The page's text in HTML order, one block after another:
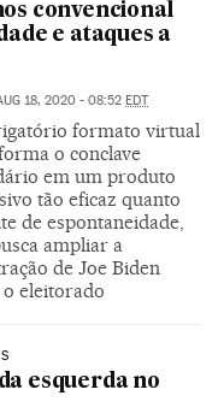
convencional
e ataques a
18, 2020 - 08:52 EDT
formato virtual
o conclave
em um produto
tão eficaz quanto
de espontaneidade,
ampliar a
de Joe Biden
eleitorado
esquerda no